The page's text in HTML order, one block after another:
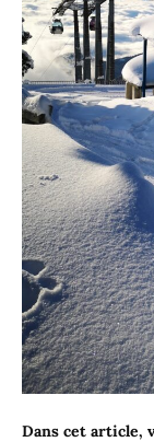
Dans cet article,